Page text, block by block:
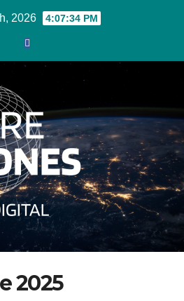
2026 4:07:35 PM
2025